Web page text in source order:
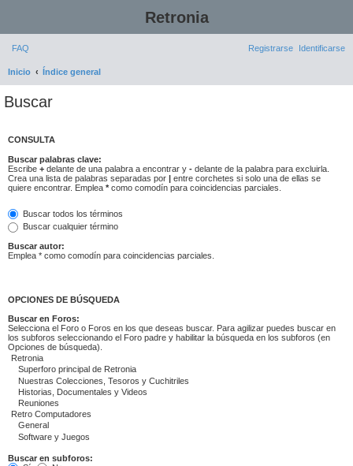
Retronia
FAQ Identificarse
Registrarse
Inicio Índice general
Buscar
CONSULTA
Buscar palabras clave:
Escribe + delante de una palabra a encontrar y - delante de la palabra para excluirla.
Crea una lista de palabras separadas por | entre corchetes si solo una de ellas se
quiere encontrar. Emplea * como comodín para coincidencias parciales.
Buscar todos los términos
Buscar cualquier término
Buscar autor:
Emplea * como comodín para coincidencias parciales.
OPCIONES DE BÚSQUEDA
Buscar en Foros:
Selecciona el Foro o Foros en los que deseas buscar. Para agilizar puedes buscar en
los subforos seleccionando el Foro padre y habilitar la búsqueda en los subforos (en
Opciones de búsqueda).
Buscar en subforos: